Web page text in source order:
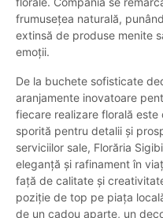
frumusețea naturală,
extinsă de produse menite
emoții.
De la buchete sofisticate
aranjamente inovatoare
fiecare realizare florală
sporită pentru detalii și
serviciilor sale, Florăria
eleganță și rafinament în
față de calitate și
poziție de top pe piața
de un cadou aparte, un